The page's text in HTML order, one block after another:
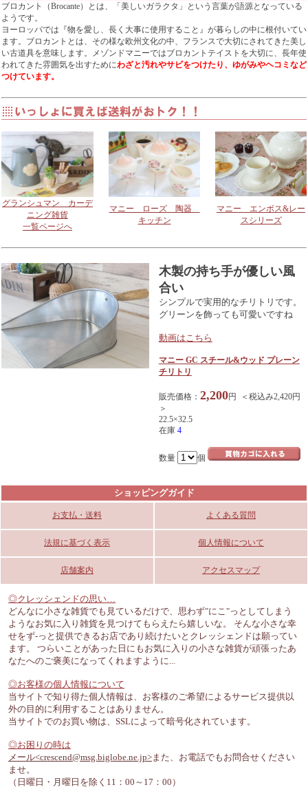
ブロカント（Brocante）とは、「美しいガラクタ」という言葉が語源となっている
ようです。
ヨーロッパでは『物を愛し、長く大事に使用すること』が暮らしの中に根付いてい
ます。ブロカントとは、その様な欧州文化の中、フランスで大切にされてきた美し
い古道具を意味します。メゾンドマニーではブロカントテイストを大切に、長年使
われてきた雰囲気を出すためにわざと汚れやサビをつけたり、ゆがみやヘコミなど
つけています。
グランシュマン カーデ
ニング雑貨
一覧ページへ
マニー ローズ 陶器
キッチン
マニー エンボス&レー
スシリーズ
木製の持ち手が優しい風
合い
シンプルで実用的なチリトリです。
グリーンを飾っても可愛いですね
動画はこちら
マニー GC スチール&ウッド プレーン
チリトリ
販売価格： 2,200円 ＜税込み2,420円
＞
22.5×32.5
在庫 4
数量 個
ショッピングガイド
お支払・送料 よくある質問
法規に基づく表示 個人情報について
店舗案内 アクセスマップ
◎クレッシェンドの思い…
どんなに小さな雑貨でも見ているだけで、思わず"にこ"っとしてしまう
ようなお気に入り雑貨を見つけてもらえたら嬉しいな。 そんな小さな幸
せをず-っと提供できるお店であり続けたいとクレッシェンドは願ってい
ます。 つらいことがあった日にもお気に入りの小さな雑貨が頑張ったあ
なたへのご褒美になってくれますように...
◎お客様の個人情報について
当サイトで知り得た個人情報は、お客様のご希望によるサービス提供以
外の目的に利用することはありません。
当サイトでのお買い物は、SSLによって暗号化されています。
◎お困りの時は
メール<crescend@msg.biglobe.ne.jp> また、お電話でもお問合せください
ませ。
（日曜日・月曜日を除く11：00～17：00）